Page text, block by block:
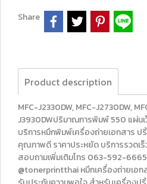
Share
Product description
MFC-J2330DW, MFC-J2730DW,
J3930DWปริมาณการพิมพ์ 550 แผ่น
บริการหมึกพิมพ์เครื่องถ่ายเอกสาร ป
คุณภาพดี ราคาประหยัด บริการรวดเ
สอบถามเพิ่มเติมโทร 063-592-
@tonerprintthai หมึกเครื่องถ่ายเอ